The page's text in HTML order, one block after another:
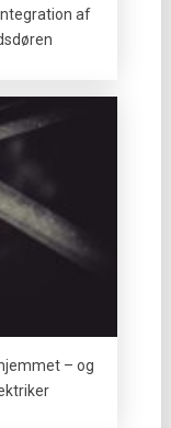
af
– og